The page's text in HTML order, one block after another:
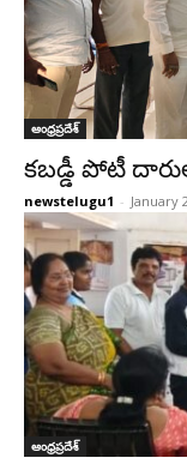
ఆంధ్రప్రదేశ్‌
కబడ్డీ పోటీ
newstelugu1 - January
ఆంధ్రప్రదేశ్‌